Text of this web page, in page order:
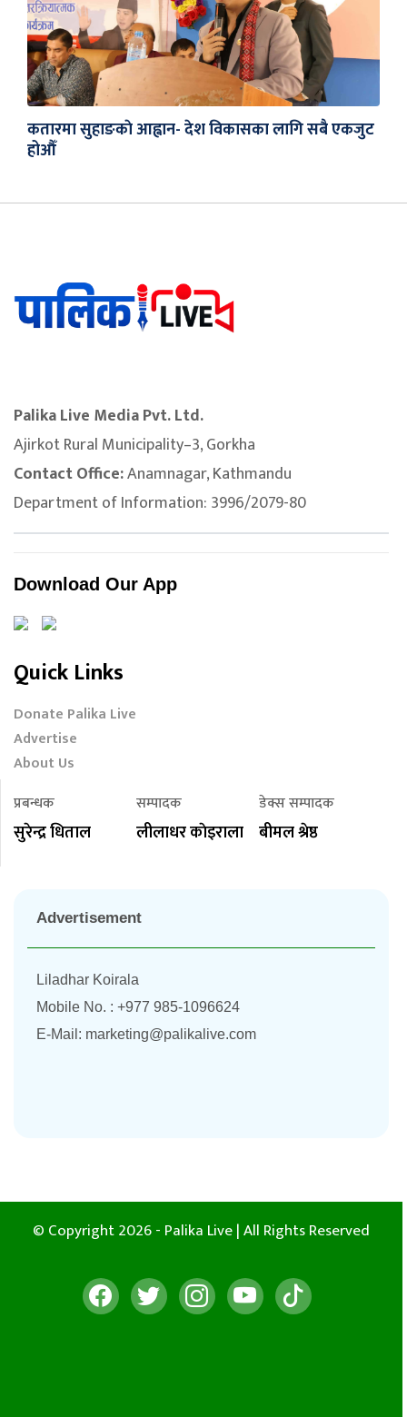
कतारमा सुहाङकाे आह्वान- देश विकासका लागि सबै एकजुट
होऔँ
Palika Live Media Pvt. Ltd.
Ajirkot Rural Municipality–3, Gorkha
Contact Office:Anamnagar, Kathmandu
Department of Information: 3996/2079-80
Download Our App
Quick Links
Donate Palika Live
Advertise
About Us
प्रबन्धक
सुरेन्द्र धिताल
सम्पादक
लीलाधर काेइराला
डेक्स सम्पादक
बीमल श्रेष्ठ
Advertisement
Liladhar Koirala
Mobile No. : +977 985-1096624
E-Mail: marketing@palikalive.com
© Copyright 2026 - Palika Live | All Rights Reserved